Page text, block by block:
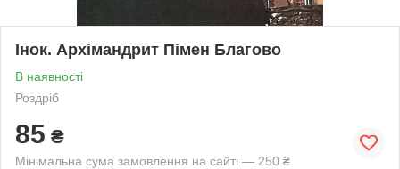
Інок. Архімандрит Пімен Благово
В наявності
Роздріб
85 ₴
Мінімальна сума замовлення на сайті — 250 ₴